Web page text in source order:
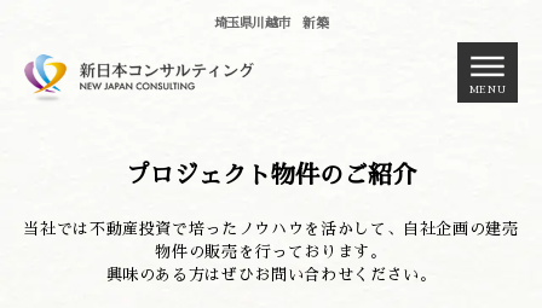
埼玉県川越市 新築
MENU
プロジェクト物件のご紹介
当社では不動産投資で培ったノウハウを活かして、自社企画の建売
物件の販売を行っております。
興味のある方はぜひお問い合わせください。